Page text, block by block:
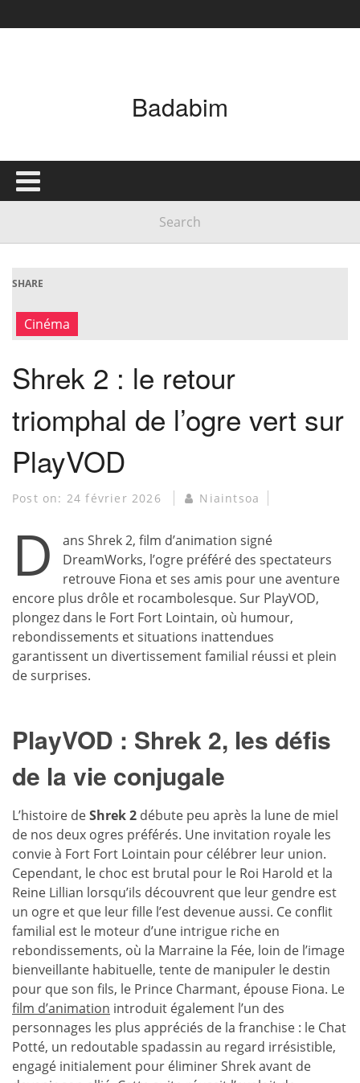
Badabim
SHARE
Cinéma
Shrek 2 : le retour
triomphal de l’ogre vert sur
PlayVOD
Post on: 24 février 2026 Niaintsoa
D
ans Shrek 2, film d’animation signé
DreamWorks, l’ogre préféré des spectateurs
retrouve Fiona et ses amis pour une aventure
encore plus drôle et rocambolesque. Sur PlayVOD,
plongez dans le Fort Fort Lointain, où humour,
rebondissements et situations inattendues
garantissent un divertissement familial réussi et plein
de surprises.
PlayVOD : Shrek 2, les défis
de la vie conjugale
L’histoire deShrek 2 débute peu après la lune de miel
de nos deux ogres préférés. Une invitation royale les
convie à Fort Fort Lointain pour célébrer leur union.
Cependant, le choc est brutal pour le Roi Harold et la
Reine Lillian lorsqu’ils découvrent que leur gendre est
un ogre et que leur fille l’est devenue aussi. Ce conflit
familial est le moteur d’une intrigue riche en
rebondissements, où la Marraine la Fée, loin de l’image
bienveillante habituelle, tente de manipuler le destin
pour que son fils, le Prince Charmant, épouse Fiona. Le
film d’animation introduit également l’un des
personnages les plus appréciés de la franchise : le Chat
Potté, un redoutable spadassin au regard irrésistible,
engagé initialement pour éliminer Shrek avant de